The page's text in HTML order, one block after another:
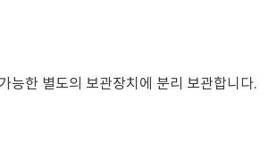
능한 별도의 보관장치에 분리 보관합니다.